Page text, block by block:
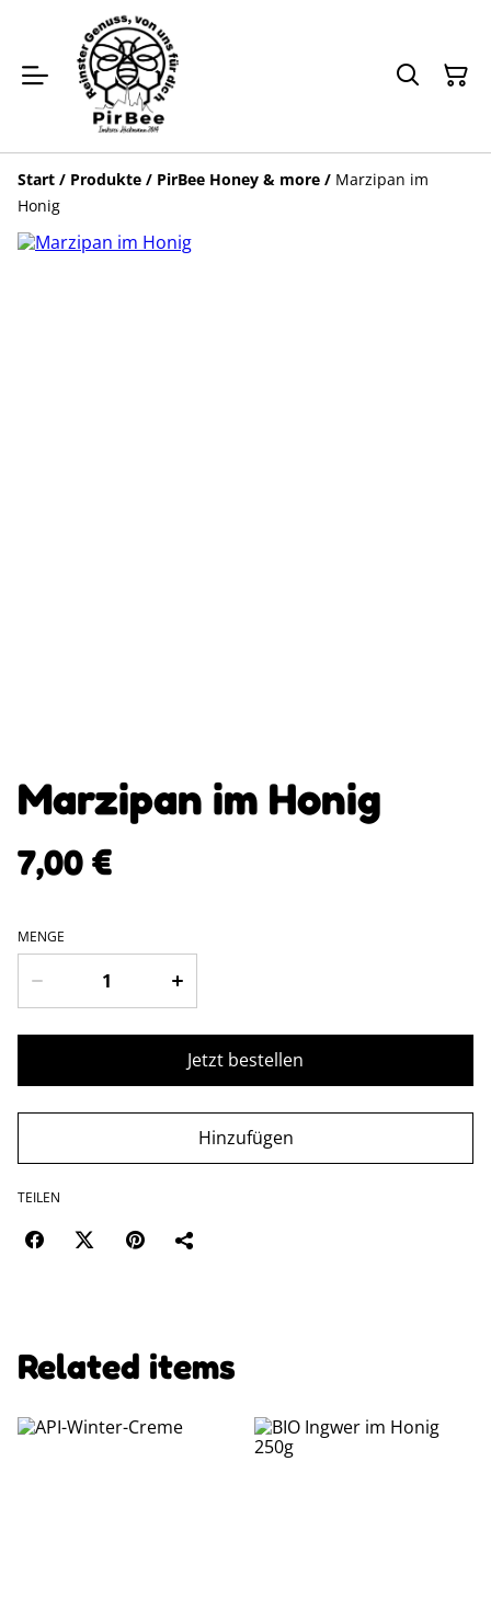
Start / Produkte / PirBee Honey & more / Marzipan im
Honig
Marzipan im Honig
7,00 €
MENGE
Jetzt bestellen
Hinzufügen
TEILEN
Related items